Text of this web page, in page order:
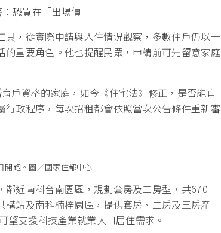
恐買在「出場價」
，從實際申請與入住情況觀察，多數住戶仍以一
重要角色。他也提醒民眾，申請前可先留意家庭
戶資格的家庭，如今《住宅法》修正，是否能直
政程序，每次招租都會依照當次公告條件重新審
開跑。圖／國家住都中心
近南科台南園區，規劃套房及二房型，共670
站及南科楠梓園區，提供套房、二房及三房產
望支援科技產業就業人口居住需求。